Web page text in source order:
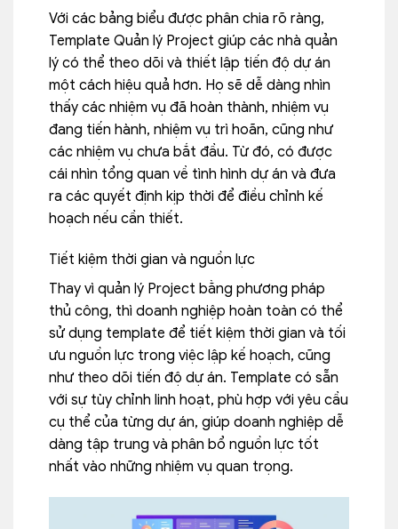
Với các bảng biểu được phân chia rõ ràng,
Template Quản lý Project giúp các nhà quản
lý có thể theo dõi và thiết lập tiến độ dự án
một cách hiệu quả hơn. Họ sẽ dễ dàng nhìn
thấy các nhiệm vụ đã hoàn thành, nhiệm vụ
đang tiến hành, nhiệm vụ trì hoãn, cũng như
các nhiệm vụ chưa bắt đầu. Từ đó, có được
cái nhìn tổng quan về tình hình dự án và đưa
ra các quyết định kịp thời để điều chỉnh kế
hoạch nếu cần thiết.
Tiết kiệm thời gian và nguồn lực
Thay vì quản lý Project bằng phương pháp
thủ công, thì doanh nghiệp hoàn toàn có thể
sử dụng template để tiết kiệm thời gian và tối
ưu nguồn lực trong việc lập kế hoạch, cũng
như theo dõi tiến độ dự án. Template có sẵn
với sự tùy chỉnh linh hoạt, phù hợp với yêu cầu
cụ thể của từng dự án, giúp doanh nghiệp dễ
dàng tập trung và phân bổ nguồn lực tốt
nhất vào những nhiệm vụ quan trọng.